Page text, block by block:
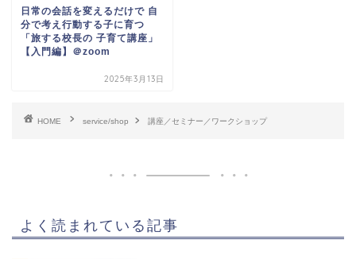
日常の会話を変えるだけで 自
分で考え行動する子に育つ
「旅する校長の 子育て講座」
【入門編】＠zoom
2025年3月13日
HOME service/shop 講座／セミナー／ワークショップ
よく読まれている記事